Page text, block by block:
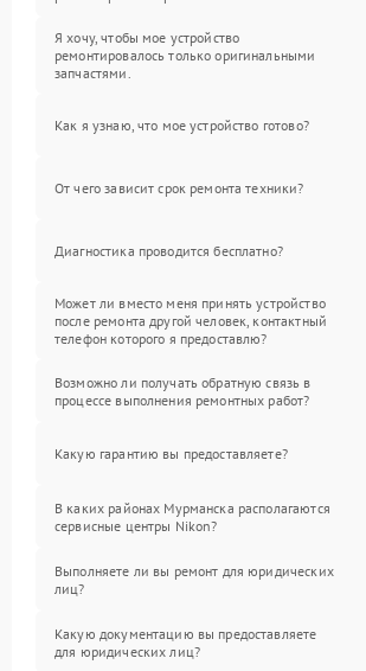
Я хочу, чтобы мое устройство
ремонтировалось только оригинальными
запчастями.
Как я узнаю, что мое устройство готово?
От чего зависит срок ремонта техники?
Диагностика проводится бесплатно?
Может ли вместо меня принять устройство
после ремонта другой человек, контактный
телефон которого я предоставлю?
Возможно ли получать обратную связь в
процессе выполнения ремонтных работ?
Какую гарантию вы предоставляете?
В каких районах Мурманска располагаются
сервисные центры Nikon?
Выполняете ли вы ремонт для юридических
лиц?
Какую документацию вы предоставляете
для юридических лиц?